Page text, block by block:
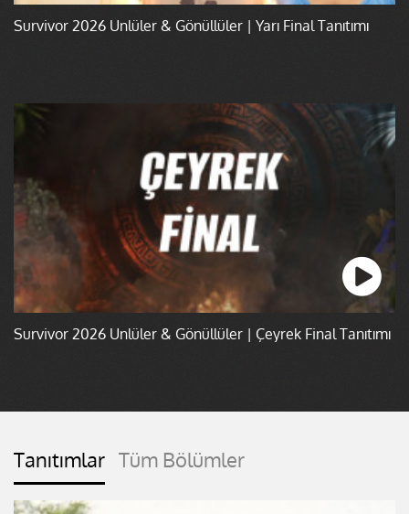
Survivor 2026 Ünlüler & Gönüllüler | Yarı Final Tanıtımı
Survivor 2026 Ünlüler & Gönüllüler | Çeyrek Final Tanıtımı
Tanıtımlar Tüm Bölümler